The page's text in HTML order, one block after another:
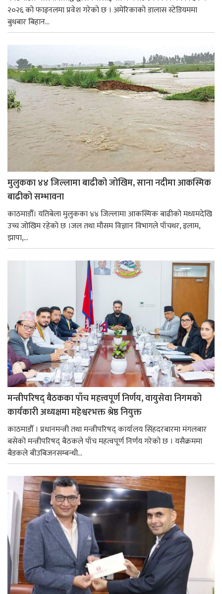
२०२६ को फाइनलमा प्रवेश गरेको छ । अमेरिकाको डालास स्टेडियममा
बुधबार बिहान...
मुलुकका ४४ जिल्लामा बाढीको जोखिम, साना नदीमा आकस्मिक
बाढीको सम्भावना
काठमाडौँ। यतिबेला मुलुकका ४४ जिल्लामा आकस्मिक बाढीको मध्यमदेखि
उच्च जोखिम रहेको छ ।जल तथा मौसम विज्ञान विभागले पाँचथर, इलाम,
झापा,...
मन्त्रीपरिषद् बैठकका पाँच महत्त्वपूर्ण निर्णय, वायुसेवा निगमको
कार्यकारी अध्यक्षमा महेश्वरभक्त श्रेष्ठ नियुक्त
काठमाडौँ । प्रधानमन्त्री तथा मन्त्रीपरिषद् कार्यालय सिंहदरबारमा मंगलबार
बसेको मन्त्रीपरिषद् बैठकले पाँच महत्वपूर्ण निर्णय गरेको छ । यसैक्रममा
बैडकले बीउबिजनसम्बन्धी...